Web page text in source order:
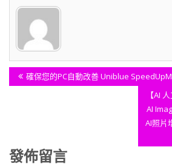
文
章
Previous
Post:
確保您的PC自動改善 Uniblue
Next
Post:
【AI
AI
AI照片
發佈留言